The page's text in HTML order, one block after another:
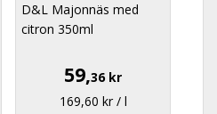
D&L Majonnäs med
citron 350ml
59,36 kr
169,60 kr / l